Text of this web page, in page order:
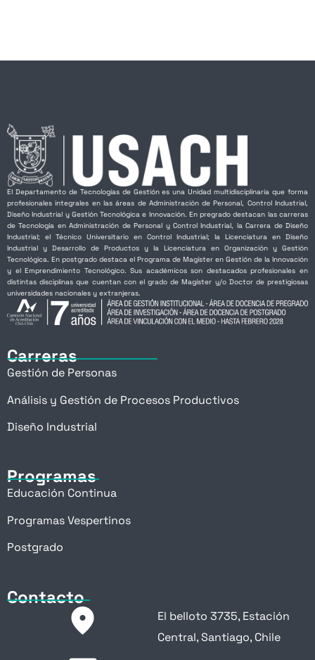
El Departamento de Tecnologías de Gestión es una Unidad multidisciplinaria que forma
profesionales integrales en las áreas de Administración de Personal, Control Industrial,
Diseño Industrial y Gestión Tecnológica e Innovación. En pregrado destacan las carreras
de Tecnología en Administración de Personal y Control Industrial, la Carrera de Diseño
Industrial; el Técnico Universitario en Control Industrial; la Licenciatura en Diseño
Industrial y Desarrollo de Productos y la Licenciatura en Organización y Gestión
Tecnológica. En postgrado destaca el Programa de Magíster en Gestión de la Innovación
y el Emprendimiento Tecnológico. Sus académicos son destacados profesionales en
distintas disciplinas que cuentan con el grado de Magíster y/o Doctor de prestigiosas
universidades nacionales y extranjeras.
Carreras
Gestión de Personas
Análisis y Gestión de Procesos Productivos
Diseño Industrial
Programas
Educación Continua
Programas Vespertinos
Postgrado
Contacto
El belloto 3735, Estación
Central, Santiago, Chile